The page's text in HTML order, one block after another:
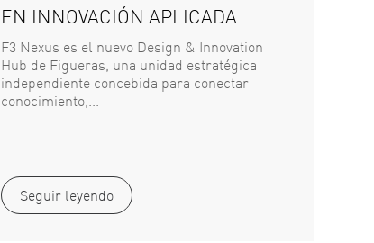
EN INNOVACIÓN APLICADA
F3 Nexus es el nuevo Design & Innovation
Hub de Figueras, una unidad estratégica
independiente concebida para conectar
conocimiento,...
Seguir leyendo